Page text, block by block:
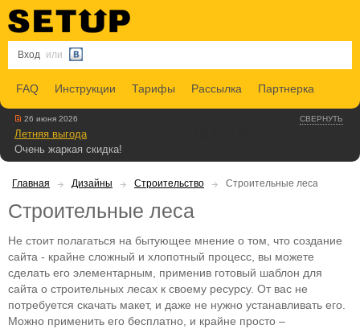
Вход или
FAQ Инструкции Тарифы Рассылка Партнерка
СВЕРНУТЬ
26 июня 2026
Летняя выгода
Очень жаркая скидка!
Главная Дизайны Строительство Строительные леса
Строительные леса
Не стоит полагаться на бытующее мнение о том, что создание
сайта - крайне сложный и хлопотный процесс, вы можете
сделать его элементарным, применив готовый шаблон для
сайта о строительных лесах к своему ресурсу. От вас не
потребуется скачать макет, и даже не нужно устанавливать его.
Можно применить его бесплатно, и крайне просто –